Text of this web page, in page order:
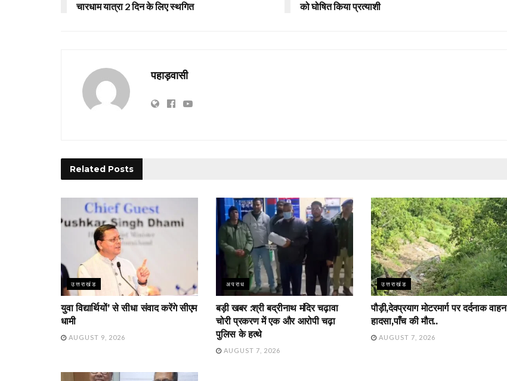
चारधाम यात्रा 2 दिन के लिए स्थगित
को घोषित किया प्रत्याशी
पहाड़वासी
Related Posts
उत्तराखंड
युवा विद्यार्थियों’ से सीधा संवाद करेंगे सीएम
धामी
AUGUST 9, 2026
अपराध
बड़ी खबर :श्री बद्रीनाथ मंदिर चढ़ावा
चोरी प्रकरण में एक और आरोपी चढ़ा
पुलिस के हत्थे
AUGUST 7, 2026
उत्तराखंड
पौड़ी,देवप्रयाग मोटरमार्ग पर दर्दनाक वाहन
हादसा,पाँच की मौत..
AUGUST 7, 2026